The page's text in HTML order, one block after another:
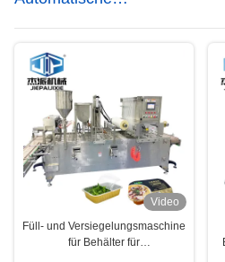
Video
Füll- und Versiegelungsmaschine
für Behälter für